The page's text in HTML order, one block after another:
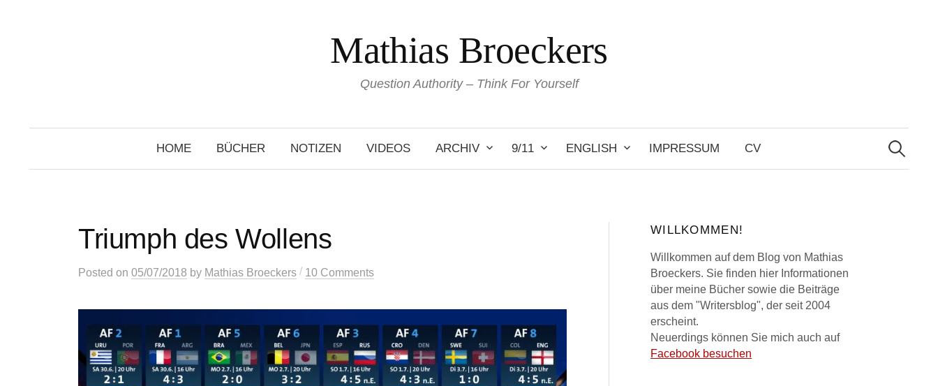
Mathias Broeckers
Question Authority – Think For Yourself
HOME BÜCHER NOTIZEN VIDEOS ARCHIV 9/11 ENGLISH IMPRESSUM CV
Search
for:
Triumph des Wollens
Posted on 05/07/2018 by Mathias Broeckers / 10 Comments
WILLKOMMEN!
Willkommen auf dem Blog von Mathias
Broeckers. Sie finden hier Informationen
über meine Bücher sowie die Beiträge
aus dem "Writersblog", der seit 2004
erscheint.
Neuerdings können Sie mich auch auf
Facebook besuchen